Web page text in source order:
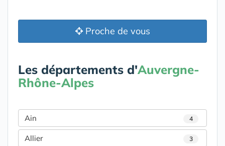
Proche de vous
Les départements d'Auvergne-
Rhône-Alpes
Ain 4
Allier 3